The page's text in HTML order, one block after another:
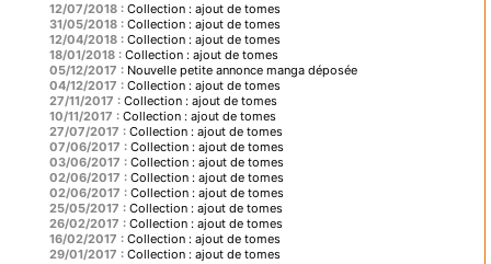
12/07/2018 : Collection : ajout de tomes
31/05/2018 : Collection : ajout de tomes
12/04/2018 : Collection : ajout de tomes
18/01/2018 : Collection : ajout de tomes
05/12/2017 : Nouvelle petite annonce manga déposée
04/12/2017 : Collection : ajout de tomes
27/11/2017 : Collection : ajout de tomes
10/11/2017 : Collection : ajout de tomes
27/07/2017 : Collection : ajout de tomes
07/06/2017 : Collection : ajout de tomes
03/06/2017 : Collection : ajout de tomes
02/06/2017 : Collection : ajout de tomes
02/06/2017 : Collection : ajout de tomes
25/05/2017 : Collection : ajout de tomes
26/02/2017 : Collection : ajout de tomes
16/02/2017 : Collection : ajout de tomes
29/01/2017 : Collection : ajout de tomes